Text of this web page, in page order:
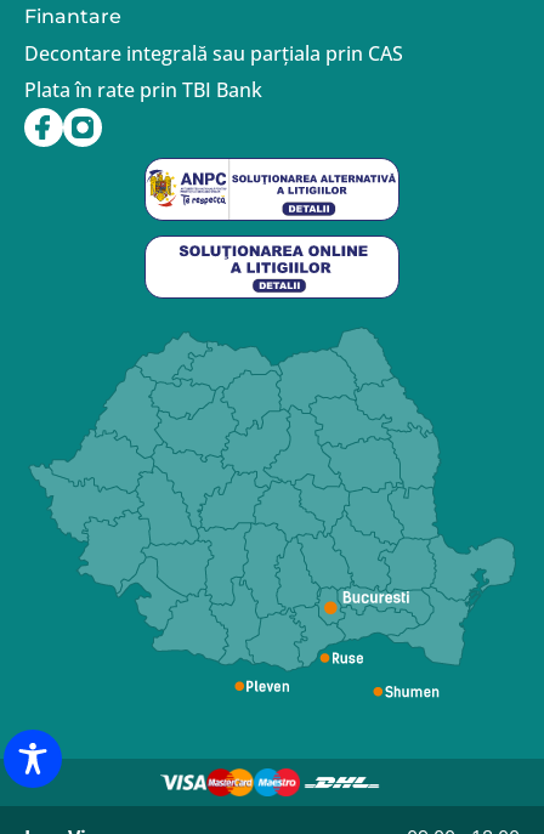
Finantare
Decontare integrală sau parțiala prin CAS
Plata în rate prin TBI Bank